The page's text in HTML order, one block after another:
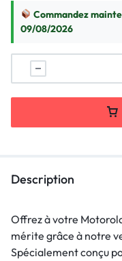
Commandez
09/08/2026
Description
Offrez à votre
mérite grâce à notre
Spécialement conçu